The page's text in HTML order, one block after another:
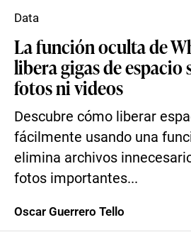
La función oculta de
libera gigas de
fotos ni videos
Descubre cómo liberar
fácilmente usando una
elimina archivos
fotos importantes...
Data
Oscar Guerrero Tello